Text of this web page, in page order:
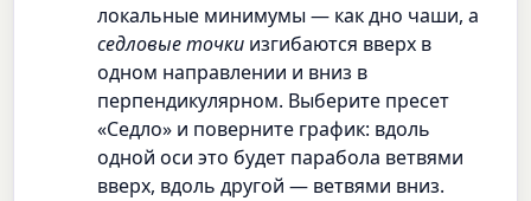
локальные минимумы — как дно чаши, а
седловые точки изгибаются вверх в
одном направлении и вниз в
перпендикулярном. Выберите пресет
«Седло» и поверните график: вдоль
одной оси это будет парабола ветвями
вверх, вдоль другой — ветвями вниз.